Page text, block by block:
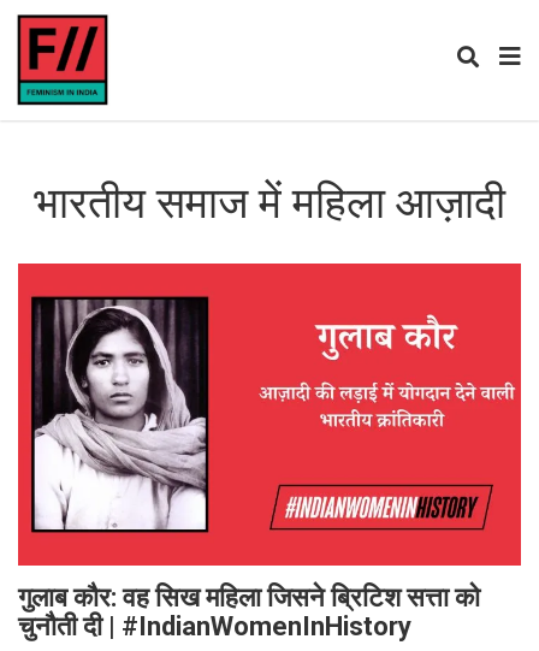
भारतीय समाज में महिला आज़ादी
गुलाब कौर: वह सिख महिला जिसने ब्रिटिश सत्ता को
चुनौती दी | #IndianWomenInHistory